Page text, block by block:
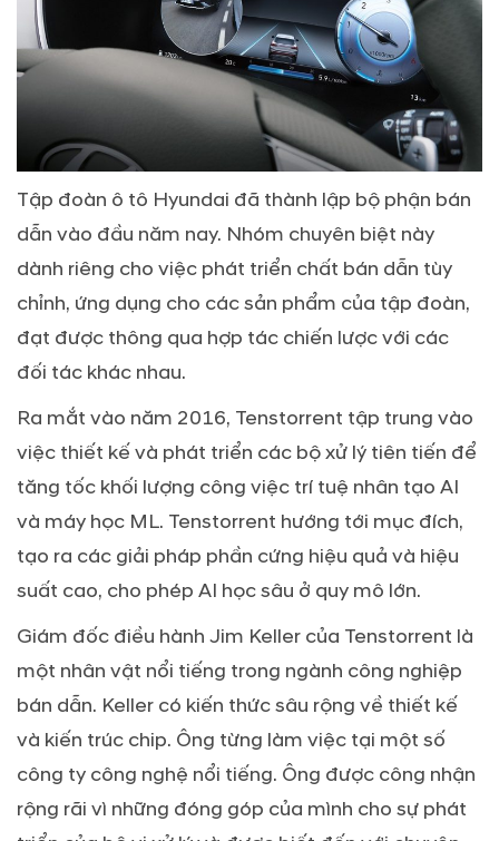
Tập đoàn ô tô Hyundai đã thành lập bộ phận bán
dẫn vào đầu năm nay. Nhóm chuyên biệt này
dành riêng cho việc phát triển chất bán dẫn tùy
chỉnh, ứng dụng cho các sản phẩm của tập đoàn,
đạt được thông qua hợp tác chiến lược với các
đối tác khác nhau.
Ra mắt vào năm 2016, Tenstorrent tập trung vào
việc thiết kế và phát triển các bộ xử lý tiên tiến để
tăng tốc khối lượng công việc trí tuệ nhân tạo AI
và máy học ML. Tenstorrent hướng tới mục đích,
tạo ra các giải pháp phần cứng hiệu quả và hiệu
suất cao, cho phép AI học sâu ở quy mô lớn.
Giám đốc điều hành Jim Keller của Tenstorrent là
một nhân vật nổi tiếng trong ngành công nghiệp
bán dẫn. Keller có kiến thức sâu rộng về thiết kế
và kiến trúc chip. Ông từng làm việc tại một số
công ty công nghệ nổi tiếng. Ông được công nhận
rộng rãi vì những đóng góp của mình cho sự phát